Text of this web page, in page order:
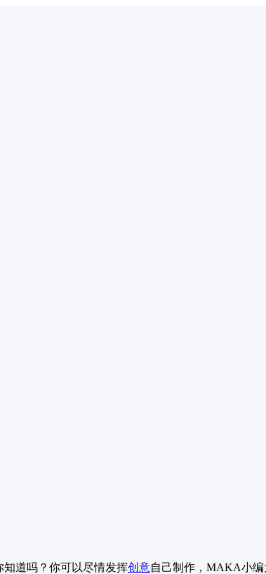
道吗？你可以尽情发挥创意自己制作，MAKA小